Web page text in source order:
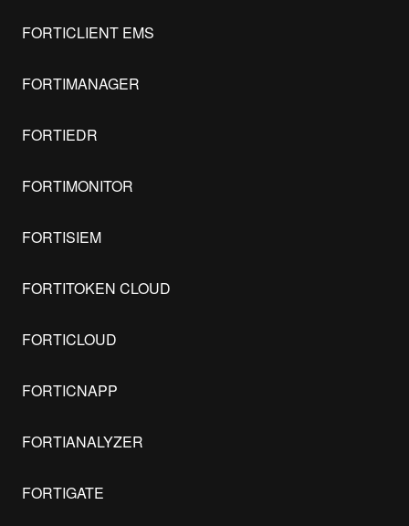
FORTICLIENT EMS
FORTIMANAGER
FORTIEDR
FORTIMONITOR
FORTISIEM
FORTITOKEN CLOUD
FORTICLOUD
FORTICNAPP
FORTIANALYZER
FORTIGATE